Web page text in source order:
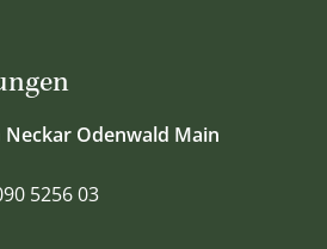
Neckar Odenwald Main
5256 03